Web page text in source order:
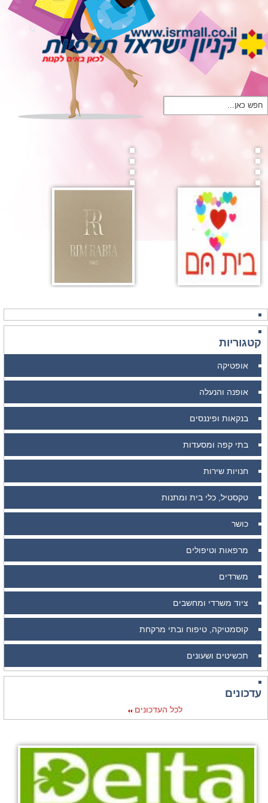
חפש כאן...
קטגוריות
אופטיקה
אופנה והנעלה
בנקאות ופיננסים
בתי קפה ומסעדות
חנויות שירות
טקסטיל, כלי בית ומתנות
כושר
מרפאות וטיפולים
משרדים
ציוד משרדי ומחשבים
קוסמטיקה, טיפוח ובתי מרקחת
תכשיטים ושעונים
עדכונים
לכל העדכונים